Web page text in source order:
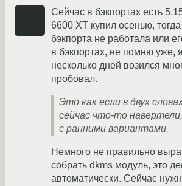
Сейчас в бэкпортах есть
6600 XT купил осенью,
бэкпорта не работала или
в бэкпортах, не помню уже,
несколько дней возился
пробовал.
Это как если в двух
сейчас что-то
с ранними вариантами.
Немного не правильно
собрать dkms модуль, это
автоматически. Сейчас